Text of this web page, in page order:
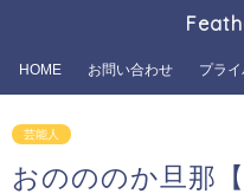
HOME お問い合わせ プラ
芸能人
おのののか旦那